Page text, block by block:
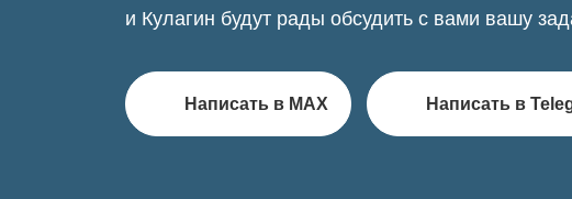
и Кулагин будут рады обсудить с вами вашу
Написать в MAX Написать в